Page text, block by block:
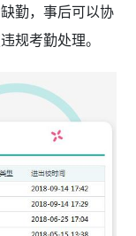
勤，事后可以协
规考勤处理。